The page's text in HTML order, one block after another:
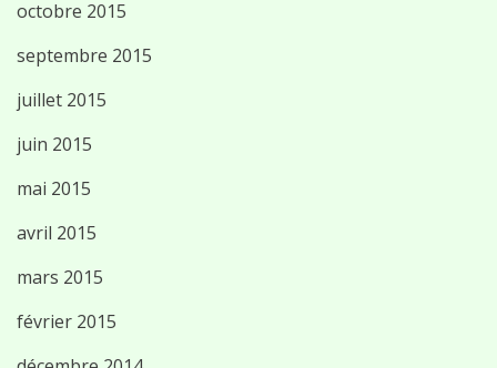
octobre 2015
septembre 2015
juillet 2015
juin 2015
mai 2015
avril 2015
mars 2015
février 2015